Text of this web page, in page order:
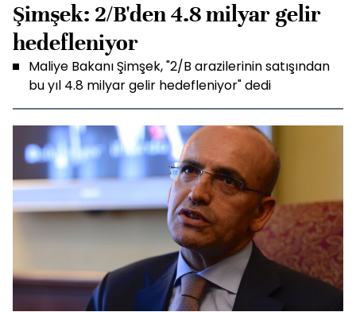
Şimşek: 2/B'den 4.8 milyar gelir
hedefleniyor
Maliye Bakanı Şimşek, "2/B arazilerinin satışından
bu yıl 4.8 milyar gelir hedefleniyor" dedi